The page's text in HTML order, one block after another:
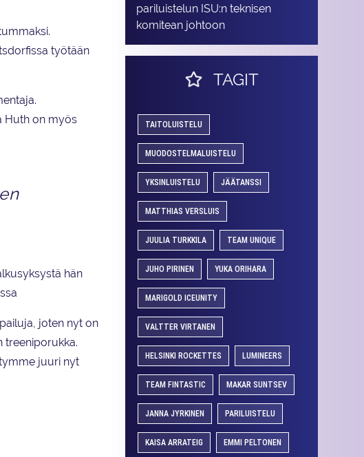
työtään
Huth on myös
hän
joten nyt on
treeniporukka.
juuri nyt
pariluistelun ISU:n teknisen
komitean johtoon
TAGIT
TAITOLUISTELU
MUODOSTELMALUISTELU
YKSINLUISTELU JÄÄTANSSI
MATTHIAS VERSLUIS
JUULIA TURKKILA TEAM UNIQUE
JUHO PIRINEN YUKA ORIHARA
MARIGOLD ICEUNITY
VALTTER VIRTANEN
HELSINKI ROCKETTES LUMINEERS
TEAM FINTASTIC MAKAR SUNTSEV
JANNA JYRKINEN PARILUISTELU
KAISA ARRATEIG EMMI PELTONEN